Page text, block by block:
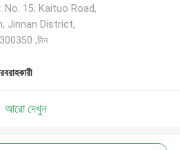
No. 15, Kaituo Road,
Jinnan District,
,চীন
আরো দেখুন